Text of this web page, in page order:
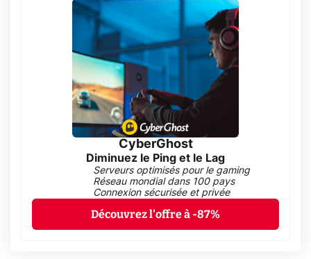
CyberGhost
Diminuez le Ping et le Lag
Serveurs optimisés pour le gaming
Réseau mondial dans 100 pays
Connexion sécurisée et privée
Découvrez l'offre à -87%